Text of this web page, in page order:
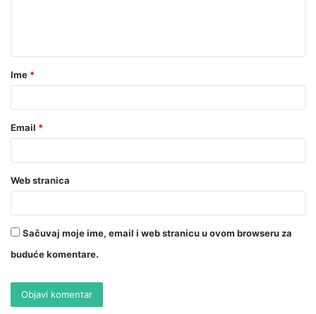
Ime *
Email *
Web stranica
Sačuvaj moje ime, email i web stranicu u ovom browseru za
buduće komentare.